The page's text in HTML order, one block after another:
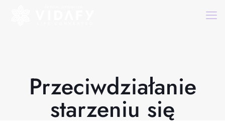
Przeciwdziałanie
starzeniu się